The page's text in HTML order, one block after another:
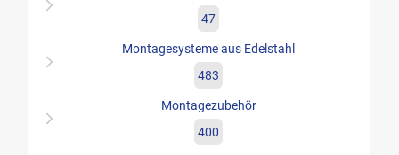
47
Montagesysteme aus Edelstahl
483
Montagezubehör
400